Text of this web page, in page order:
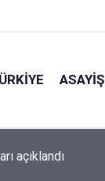
ASAYİŞ
açıklandı